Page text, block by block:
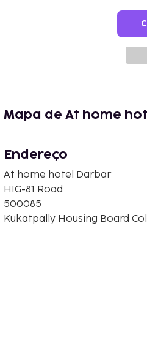
Mapa de At home
Endereço
At home hotel Darbar
HIG-81 Road
500085
Kukatpally Housing Board